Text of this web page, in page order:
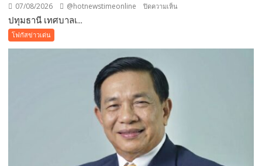
07/08/2026 @hotnewstimeonline ปิดความเห็น
กอง
ขยะ
ปทุมธานี เทศบาลเ...
โฟกัสข่าวเด่น